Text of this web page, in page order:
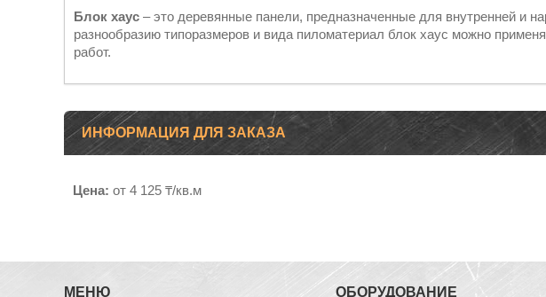
Блок хаус – это деревянные панели, предназначенные для внутренней и
разнообразию типоразмеров и вида пиломатериал блок хаус можно
работ.
ИНФОРМАЦИЯ ДЛЯ ЗАКАЗА
Цена: от 4 125 ₸/кв.м
МЕНЮ ОБОРУДОВАНИЕ